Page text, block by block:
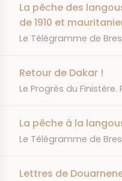
La pêche des
de 1910 et
JOURNAL
Le Télégramme de
Retour de Dakar !
JOURNAL
Le Progrès du Finistère.
La pêche à la
JOURNAL
Le Télégramme de
Lettres de